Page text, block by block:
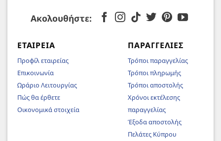
Ακολουθήστε:
ΕΤΑΙΡΕΊΑ
Προφίλ εταιρείας
Επικοινωνία
Ωράριο Λειτουργίας
Πώς θα έρθετε
Οικονομικά στοιχεία
ΠΑΡΑΓΓΕΛΊΕΣ
Τρόποι παραγγελίας
Τρόποι πληρωμής
Τρόποι αποστολής
Χρόνοι εκτέλεσης
παραγγελίας
Έξοδα αποστολής
Πελάτες Κύπρου